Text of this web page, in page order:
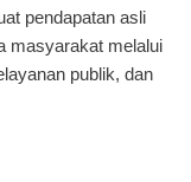
pendapatan asli
masyarakat melalui
publik, dan